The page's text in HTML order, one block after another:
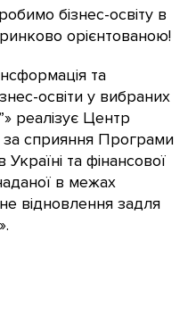
бізнес-освіту в
орієнтованою!
та
освіти у вибраних
реалізує Центр
за сприяння Програми
та фінансової
в межах
відновлення задля